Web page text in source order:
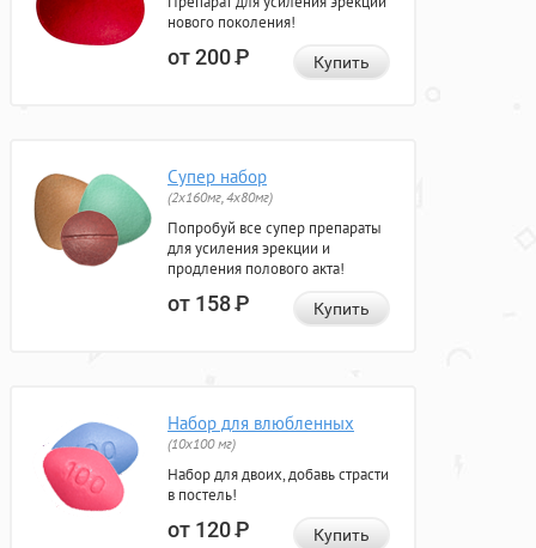
нового поколения!
от 200Р Купить
Супер набор
(2х160мг, 4х80мг)
Попробуй все супер препараты
для усиления эрекции и
продления полового акта!
от 158Р Купить
Набор для влюбленных
(10х100 мг)
Набор для двоих, добавь страсти
в постель!
от 120Р Купить